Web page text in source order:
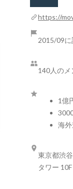
https://
2015/09に
140人のメ
1億
海
東京都渋
タワー 10F